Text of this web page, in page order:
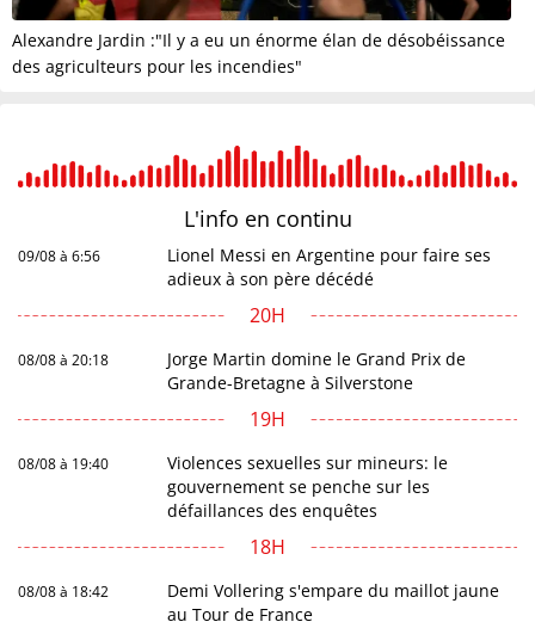
Alexandre Jardin :"Il y a eu un énorme élan de désobéissance
des agriculteurs pour les incendies"
L'info en continu
09/08 à 6:56
Lionel Messi en Argentine pour faire ses
adieux à son père décédé
20H
08/08 à 20:18
Jorge Martin domine le Grand Prix de
Grande-Bretagne à Silverstone
19H
08/08 à 19:40
Violences sexuelles sur mineurs: le
gouvernement se penche sur les
défaillances des enquêtes
18H
08/08 à 18:42
Demi Vollering s'empare du maillot jaune
au Tour de France